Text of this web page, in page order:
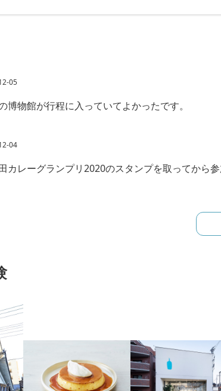
05
博物館が行程に入っていてよかったです。
04
カレーグランプリ2020のスタンプを取ってから